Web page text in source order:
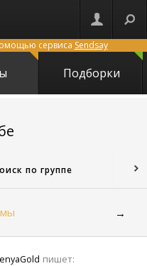
сервиса Sendsay
Подборки
по группе
→
пишет: